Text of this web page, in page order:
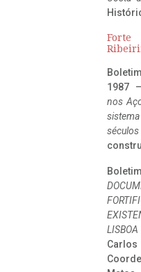
1987 –
nos